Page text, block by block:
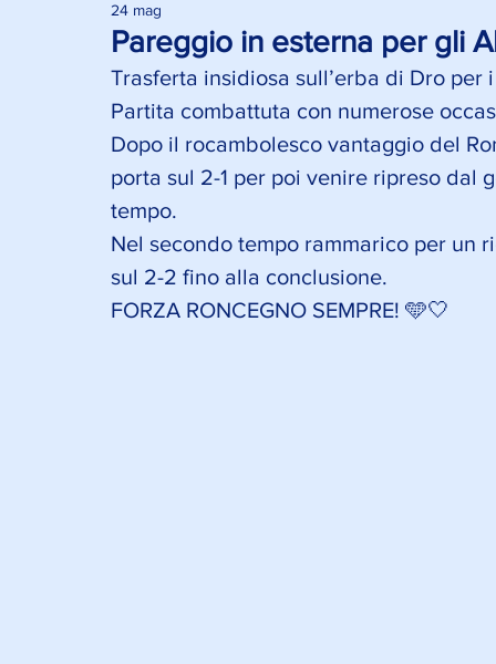
Pareggio in esterna per gli
24 mag
Trasferta insidiosa sull’erba di Dro per
Partita combattuta con numerose
Dopo il rocambolesco vantaggio del
porta sul 2-1 per poi venire ripreso dal
tempo.
Nel secondo tempo rammarico per un
sul 2-2 fino alla conclusione.
FORZA RONCEGNO SEMPRE! 🩵🤍